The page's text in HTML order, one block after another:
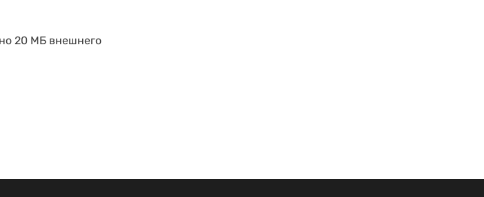
20 МБ внешнего